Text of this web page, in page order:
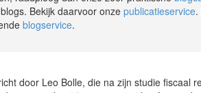
Bekijk daarvoor onzepublicatieservice
blogservice.
door Leo Bolle, die na zijn studie fiscaal